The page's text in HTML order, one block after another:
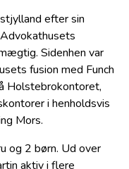
efter sin
Sidenhen var
fusion med Funch
Holstebrokontoret,
i henholdsvis
Mors.
og 2 børn. Ud over
aktiv i flere